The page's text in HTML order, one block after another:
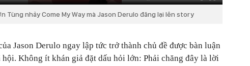
Tùng nhảy Come My Way mà Jason Derulo đăng lại lên story
Jason Derulo ngay lập tức trở thành chủ đề được bàn luận
Không ít khán giả đặt dấu hỏi lớn: Phải chăng đây là lời